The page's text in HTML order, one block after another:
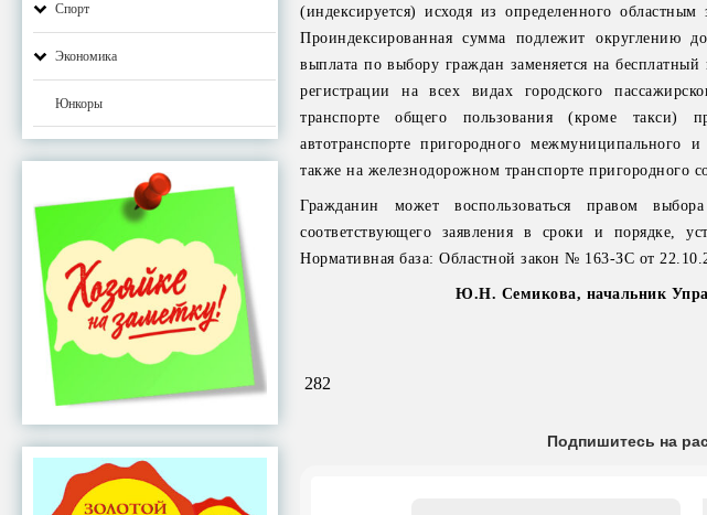
Спорт
Экономика
Юнкоры
(индексируется) исходя из определенного
Проиндексированная сумма подлежит округлению
выплата по выбору граждан заменяется на
регистрации на всех видах городского
транспорте общего пользования (кроме такси)
автотранспорте пригородного межмуниципального
также на железнодорожном транспорте пригородного
Гражданин может воспользоваться правом
соответствующего заявления в сроки и порядке,
Нормативная база: Областной закон № 163-ЗС от
Ю.Н. Семикова, начальник
282
Подпишитесь на